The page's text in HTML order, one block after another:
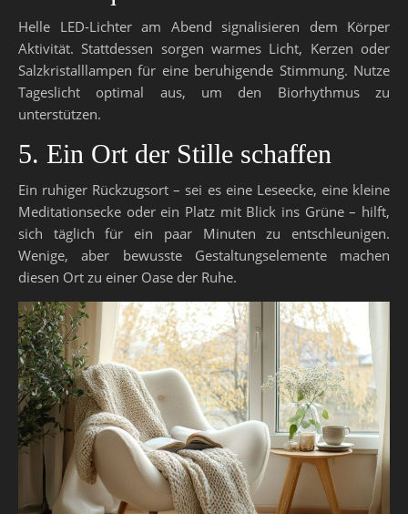
Helle LED-Lichter am Abend signalisieren dem Körper
Aktivität. Stattdessen sorgen warmes Licht, Kerzen oder
Salzkristalllampen für eine beruhigende Stimmung. Nutze
Tageslicht optimal aus, um den Biorhythmus zu
unterstützen.
5. Ein Ort der Stille schaffen
Ein ruhiger Rückzugsort – sei es eine Leseecke, eine kleine
Meditationsecke oder ein Platz mit Blick ins Grüne – hilft,
sich täglich für ein paar Minuten zu entschleunigen.
Wenige, aber bewusste Gestaltungselemente machen
diesen Ort zu einer Oase der Ruhe.